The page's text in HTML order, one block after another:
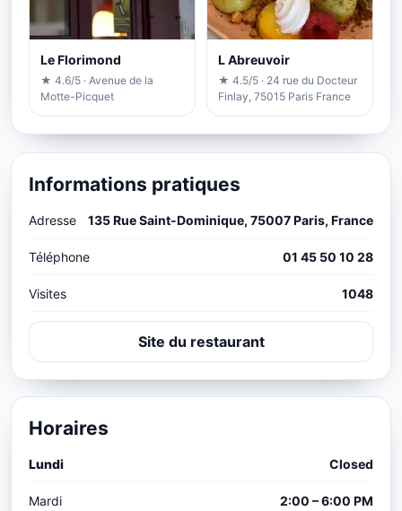
Le Florimond
★ 4.6/5 · Avenue de la
Motte-Picquet
L Abreuvoir
★ 4.5/5 · 24 rue du Docteur
Finlay, 75015 Paris France
Informations pratiques
Adresse 135 Rue Saint-Dominique, 75007 Paris, France
Téléphone 01 45 50 10 28
Visites 1048
Site du restaurant
Horaires
Lundi Closed
Mardi 2:00 – 6:00 PM